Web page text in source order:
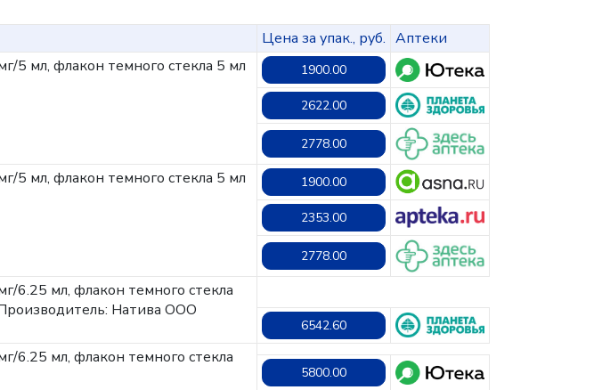
Цена за упак., руб. Аптеки
5 мл, флакон темного стекла 5 мл
1900.00
2622.00
2778.00
5 мл, флакон темного стекла 5 мл
1900.00
2353.00
2778.00
6.25 мл, флакон темного стекла
Натива ООО
6542.60
6.25 мл, флакон темного стекла
5800.00